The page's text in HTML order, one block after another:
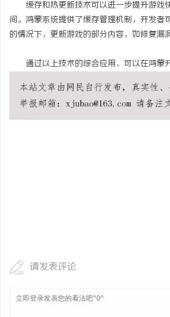
缓存和热更新技术可以进一步提升游戏
间。鸿蒙系统提供了缓存管理机制，开发
的情况下，更新游戏的部分内容，如修复
通过以上技术的综合应用，可以在鸿蒙
请发表评论